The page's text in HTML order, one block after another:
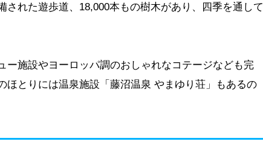
された遊歩道、18,000本もの樹木があり、四季を通して
ー施設やヨーロッパ調のおしゃれなコテージなども完
ほとりには温泉施設「藤沼温泉 やまゆり荘」もあるの